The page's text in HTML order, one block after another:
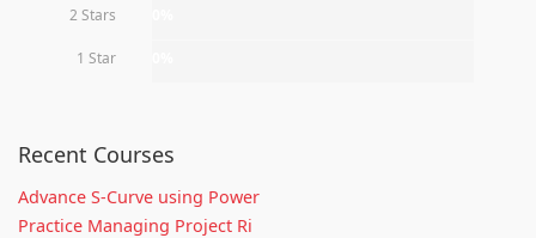
2 Stars
1 Star
Recent Courses
Advance S-Curve using Power
Practice Managing Project Ri